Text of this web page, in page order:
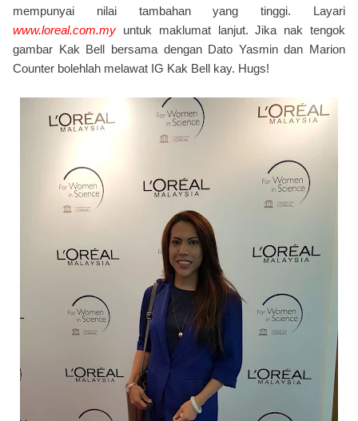
mempunyai nilai tambahan yang tinggi. Layari
www.loreal.com.my untuk maklumat lanjut. Jika nak tengok
gambar Kak Bell bersama dengan Dato Yasmin dan Marion
Counter bolehlah melawat IG Kak Bell kay. Hugs!